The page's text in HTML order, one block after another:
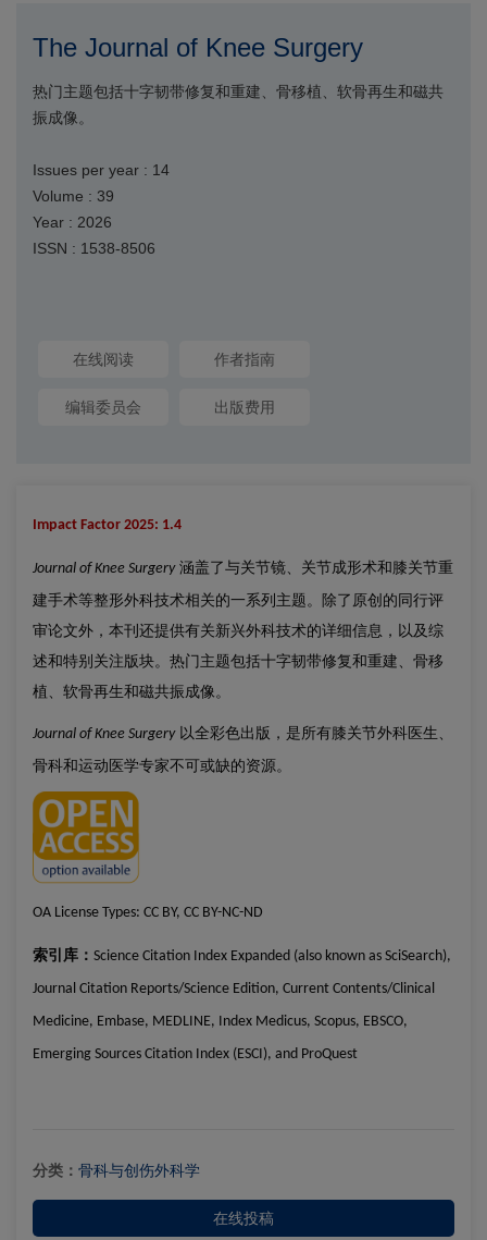
The Journal of Knee Surgery
热门主题包括十字韧带修复和重建、骨移植、软骨再生和磁共
振成像。
Issues per year : 14
Volume : 39
Year : 2026
ISSN : 1538-8506
在线阅读 作者指南
编辑委员会 出版费用
Impact Factor 2025: 1.4
Journal of Knee Surgery 涵盖了与关节镜、关节成形术和膝关节重
建手术等整形外科技术相关的一系列主题。除了原创的同行评
审论文外，本刊还提供有关新兴外科技术的详细信息，以及综
述和特别关注版块。热门主题包括十字韧带修复和重建、骨移
植、软骨再生和磁共振成像。
Journal of Knee Surgery 以全彩色出版，是所有膝关节外科医生、
骨科和运动医学专家不可或缺的资源。
OA License Types: CC BY, CC BY-NC-ND
索引库： Science Citation Index Expanded (also known as SciSearch),
Journal Citation Reports/Science Edition, Current Contents/Clinical
Medicine, Embase, MEDLINE, Index Medicus, Scopus, EBSCO,
Emerging Sources Citation Index (ESCI), and ProQuest
分类： 骨科与创伤外科学
在线投稿